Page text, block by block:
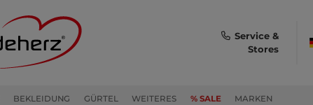
BEKLEIDUNG GÜRTEL WEITERES % SALE MARKEN
Service &
Stores